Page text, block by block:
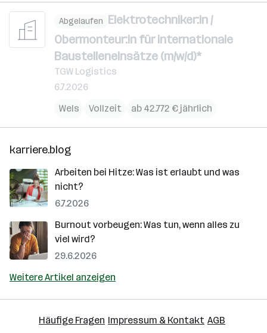
Abgelaufen Elektrotechniker:in /
Obermonteur:in für internationale
Baustelleneinsätze (m/w/d)*
TGW Logistics
6.7.2026
Wels
Vollzeit ab 42.772 € jährlich
karriere.blog
Arbeiten bei Hitze: Was ist erlaubt und was
nicht?
6.7.2026
Burnout vorbeugen: Was tun, wenn alles zu
viel wird?
29.6.2026
Weitere Artikel anzeigen
Häufige Fragen Impressum & Kontakt AGB